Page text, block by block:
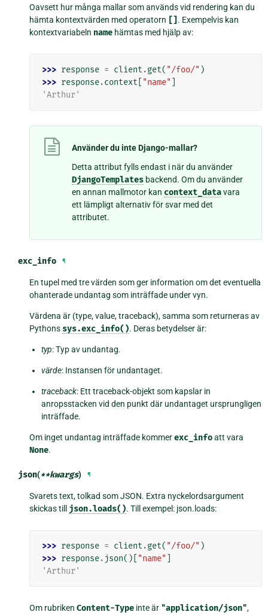
Oavsett hur många mallar som används vid rendering kan du
hämta kontextvärden med operatorn [] . Exempelvis kan
kontextvariabeln name hämtas med hjälp av:
>>> response = client .get( "/foo/" )
>>> response.context "name"
'Arthur'
Använder du inte Django-mallar?
Detta attribut fylls endast i när du använder
DjangoTemplates backend. Om du använder
en annan mallmotor kan context_datavara
ett lämpligt alternativ för svar med det
attributet.
exc_info ¶
En tupel med tre värden som ger information om det eventuella
ohanterade undantag som inträffade under vyn.
Värdena är (type, value, traceback), samma som returneras av
Pythons sys.exc_info(). Deras betydelser är:
typ: Typ av undantag.
värde: Instansen för undantaget.
traceback: Ett traceback-objekt som kapslar in
anropsstacken vid den punkt där undantaget ursprungligen
inträffade.
Om inget undantag inträffade kommerexc_infoatt vara
None.
json(**kwargs) ¶
Svarets text, tolkad som JSON. Extra nyckelordsargument
skickas till json.loads(). Till exempel: json.loads:
>>> response = client .get( "/foo/" )
>>> response. json()[ "name"
'Arthur'
Om rubrikenContent-Type inte är "application/json",